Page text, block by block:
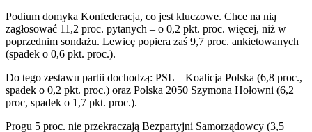
Podium domyka Konfederacja, co jest kluczowe. Chce na nią
zagłosować 11,2 proc. pytanych – o 0,2 pkt. proc. więcej, niż w
poprzednim sondażu. Lewicę popiera zaś 9,7 proc. ankietowanych
(spadek o 0,6 pkt. proc.).
Do tego zestawu partii dochodzą: PSL – Koalicja Polska (6,8 proc.,
spadek o 0,2 pkt. proc.) oraz Polska 2050 Szymona Hołowni (6,2
proc, spadek o 1,7 pkt. proc.).
Progu 5 proc. nie przekraczają Bezpartyjni Samorządowcy (3,5